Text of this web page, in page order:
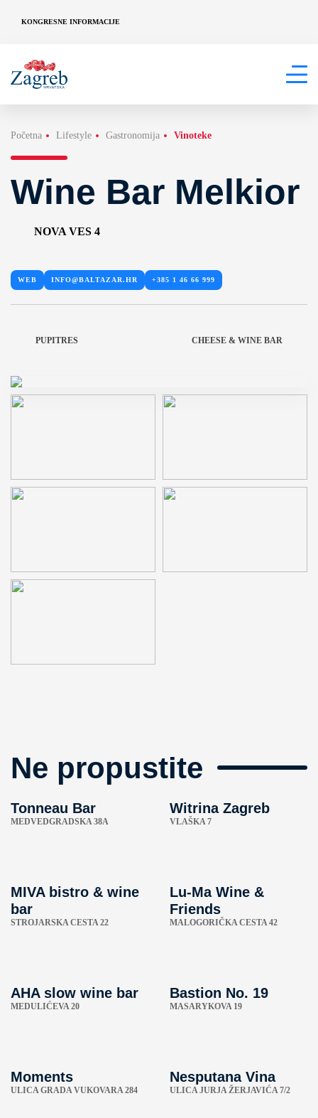
KONGRESNE INFORMACIJE
Početna Lifestyle Gastronomija Vinoteke
Wine Bar Melkior
NOVA VES 4
WEB INFO@BALTAZAR.HR +385 1 46 66 999
PUPITRES CHEESE & WINE BAR
Ne propustite
Tonneau Bar
MEDVEDGRADSKA 38A
Witrina Zagreb
VLAŠKA 7
MIVA bistro & wine
bar
STROJARSKA CESTA 22
Lu-Ma Wine &
Friends
MALOGORIČKA CESTA 42
AHA slow wine bar
MEDULIĆEVA 20
Bastion No. 19
MASARYKOVA 19
Moments
ULICA GRADA VUKOVARA 284
Nesputana Vina
ULICA JURJA ŽERJAVIĆA 7/2